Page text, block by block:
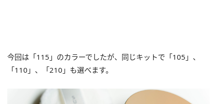
今回は「115」のカラーでしたが、同じキットで「105」、
「110」、「210」も選べます。